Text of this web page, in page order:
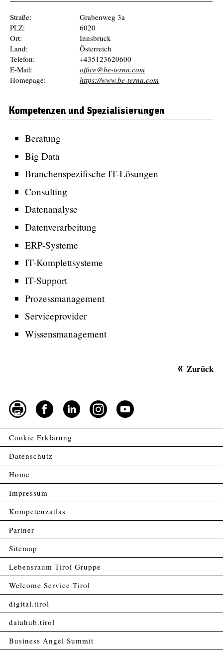
Straße:
Grabenweg 3a
PLZ:
6020
Ort:
Innsbruck
Land:
Österreich
Telefon:
+435123620600
E-Mail:
office@be-terna.com
Homepage:
https://www.be-terna.com
Kompetenzen und Spezialisierungen
Beratung
Big Data
Branchenspezifische IT-Lösungen
Consulting
Datenanalyse
Datenverarbeitung
ERP-Systeme
IT-Komplettsysteme
IT-Support
Prozessmanagement
Serviceprovider
Wissensmanagement
Zurück
Cookie Erklärung
Datenschutz
Home
Impressum
Kompetenzatlas
Partner
Sitemap
Lebensraum Tirol Gruppe
Welcome Service Tirol
digital.tirol
datahub.tirol
Business Angel Summit